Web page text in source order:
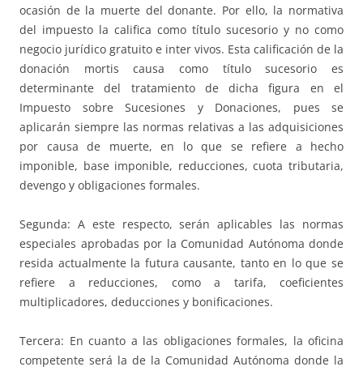
ocasión de la muerte del donante. Por ello, la normativa
del impuesto la califica como título sucesorio y no como
negocio jurídico gratuito e inter vivos. Esta calificación de la
donación mortis causa como título sucesorio es
determinante del tratamiento de dicha figura en el
Impuesto sobre Sucesiones y Donaciones, pues se
aplicarán siempre las normas relativas a las adquisiciones
por causa de muerte, en lo que se refiere a hecho
imponible, base imponible, reducciones, cuota tributaria,
devengo y obligaciones formales.
Segunda: A este respecto, serán aplicables las normas
especiales aprobadas por la Comunidad Autónoma donde
resida actualmente la futura causante, tanto en lo que se
refiere a reducciones, como a tarifa, coeficientes
multiplicadores, deducciones y bonificaciones.
Tercera: En cuanto a las obligaciones formales, la oficina
competente será la de la Comunidad Autónoma donde la